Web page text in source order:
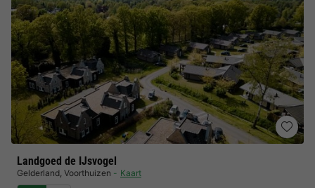
Landgoed de IJsvogel
Gelderland, Voorthuizen Kaart